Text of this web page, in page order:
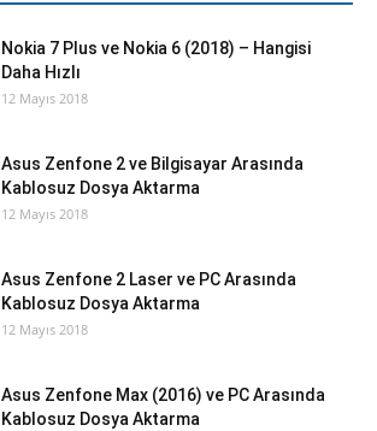
Nokia 7 Plus ve Nokia 6 (2018) – Hangisi
Daha Hızlı
12 Mayıs 2018
Asus Zenfone 2 ve Bilgisayar Arasında
Kablosuz Dosya Aktarma
12 Mayıs 2018
Asus Zenfone 2 Laser ve PC Arasında
Kablosuz Dosya Aktarma
12 Mayıs 2018
Asus Zenfone Max (2016) ve PC Arasında
Kablosuz Dosya Aktarma